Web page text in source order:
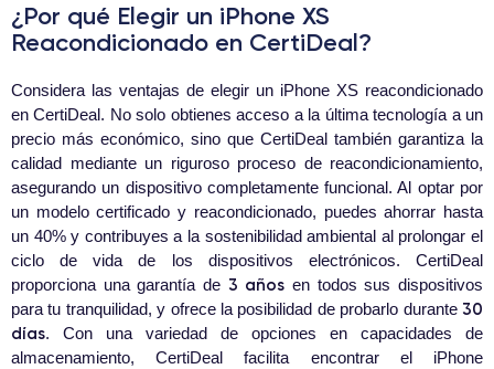
¿Por qué Elegir un iPhone XS
Reacondicionado en CertiDeal?
Considera las ventajas de elegir un iPhone XS reacondicionado
en CertiDeal. No solo obtienes acceso a la última tecnología a un
precio más económico, sino que CertiDeal también garantiza la
calidad mediante un riguroso proceso de reacondicionamiento,
asegurando un dispositivo completamente funcional. Al optar por
un modelo certificado y reacondicionado, puedes ahorrar hasta
un 40% y contribuyes a la sostenibilidad ambiental al prolongar el
ciclo de vida de los dispositivos electrónicos. CertiDeal
proporciona una garantía de 3 años en todos sus dispositivos
para tu tranquilidad, y ofrece la posibilidad de probarlo durante 30
días. Con una variedad de opciones en capacidades de
almacenamiento, CertiDeal facilita encontrar el iPhone